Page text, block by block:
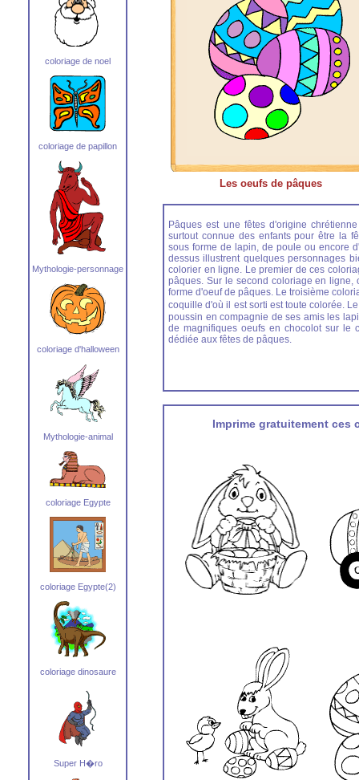
coloriage de noel
coloriage de papillon
Mythologie-personnage
coloriage d'halloween
Mythologie-animal
coloriage Egypte
coloriage Egypte(2)
coloriage dinosaure
Super H�ro
Les oeufs de pâques
Pâques est une fêtes d'origine
surtout connue des enfants pour être la
sous forme de lapin, de poule ou encore
dessus illustrent quelques personnages
colorier en ligne. Le premier de ces
pâques. Sur le second coloriage en
forme d'oeuf de pâques. Le troisième
coquille d'où il est sorti est toute colorée.
poussin en compagnie de ses amis les
de magnifiques oeufs en chocolot sur le
dédiée aux fêtes de pâques.
Imprime gratuitement ces